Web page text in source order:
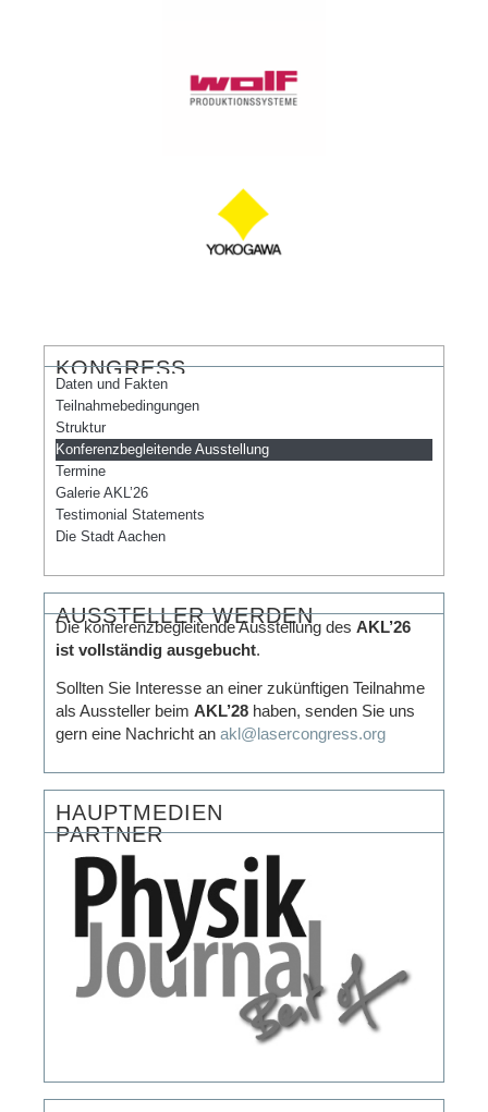
KONGRESS
Daten und Fakten
Teilnahmebedingungen
Struktur
Konferenzbegleitende Ausstellung
Termine
Galerie AKL’26
Testimonial Statements
Die Stadt Aachen
AUSSTELLER WERDEN
Die konferenzbegleitende Ausstellung des AKL’26
ist vollständig ausgebucht.
Sollten Sie Interesse an einer zukünftigen Teilnahme
als Aussteller beim AKL’28 haben, senden Sie uns
gern eine Nachricht an akl@lasercongress.org
HAUPTMEDIEN
PARTNER